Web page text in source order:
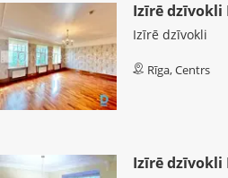
Izīrē dzīvokli
Izīrē dzīvokli
Rīga, Centrs
Izīrē dzīvokli